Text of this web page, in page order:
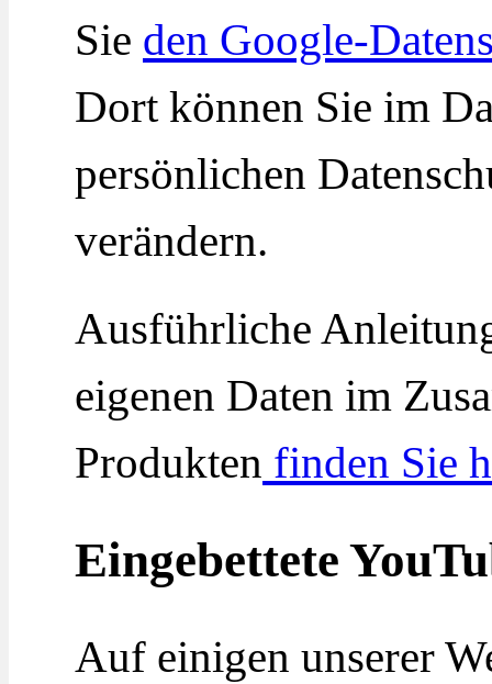
Sie den Google-
Dort können Sie im
persönlichen
verändern.
Ausführliche
eigenen Daten im
Produkten finden Sie
Eingebettete
Auf einigen unserer